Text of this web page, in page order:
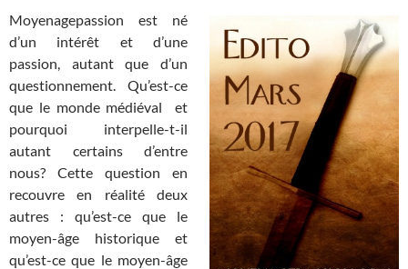
Moyenagepassion est né
d’un intérêt et d’une
passion, autant que d’un
questionnement. Qu’est-ce
que le monde médiéval et
pourquoi interpelle-t-il
autant certains d’entre
nous? Cette question en
recouvre en réalité deux
autres : qu’est-ce que le
moyen-âge historique et
qu’est-ce que le moyen-âge